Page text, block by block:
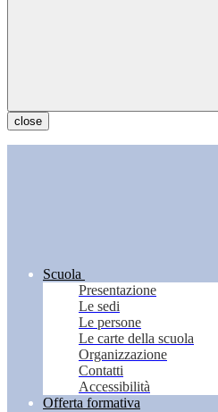
close
Scuola
Presentazione
Le sedi
Le persone
Le carte della scuola
Organizzazione
Contatti
Accessibilità
Offerta formativa